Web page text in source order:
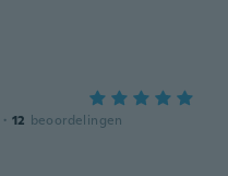
· 12 beoordelingen